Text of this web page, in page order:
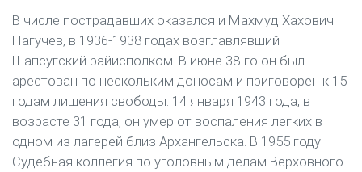
В числе пострадавших оказался и Махмуд Хахович
Нагучев, в 1936-1938 годах возглавлявший
Шапсугский райисполком. В июне 38-го он был
арестован по нескольким доносам и приговорен к 15
годам лишения свободы. 14 января 1943 года, в
возрасте 31 года, он умер от воспаления легких в
одном из лагерей близ Архангельска. В 1955 году
Судебная коллегия по уголовным делам Верховного